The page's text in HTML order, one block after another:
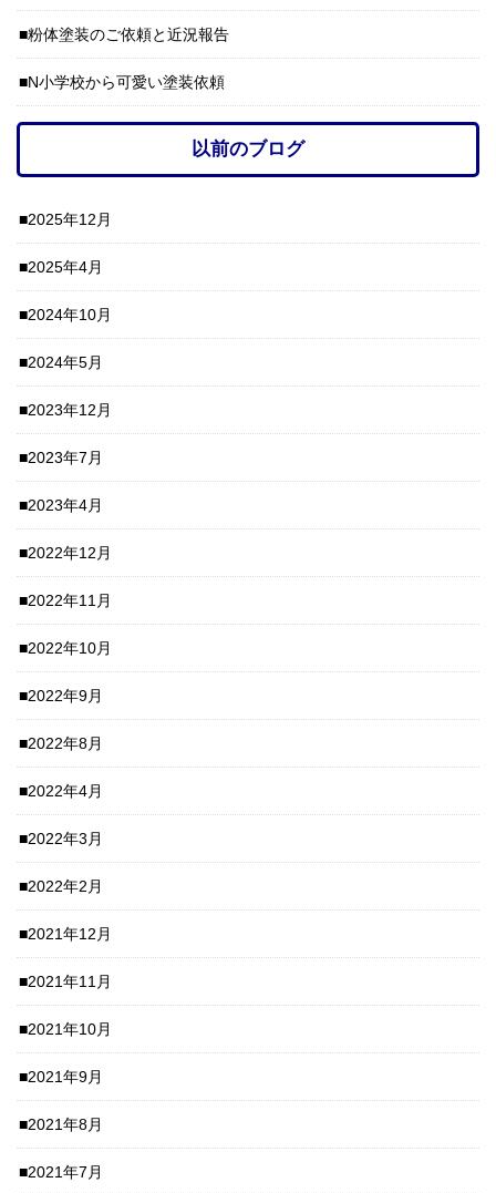
粉体塗装のご依頼と近況報告
N小学校から可愛い塗装依頼
以前のブログ
2025年12月
2025年4月
2024年10月
2024年5月
2023年12月
2023年7月
2023年4月
2022年12月
2022年11月
2022年10月
2022年9月
2022年8月
2022年4月
2022年3月
2022年2月
2021年12月
2021年11月
2021年10月
2021年9月
2021年8月
2021年7月